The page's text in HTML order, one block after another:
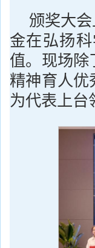
颁奖大
金在弘扬
值。现场除
精神育人优
为代表上台